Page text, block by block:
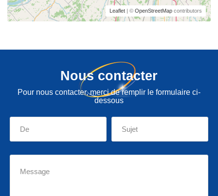
Leaflet | © OpenStreetMap contributors
Nous contacter
Pour nous contacter, merci de remplir le formulaire ci-
dessous